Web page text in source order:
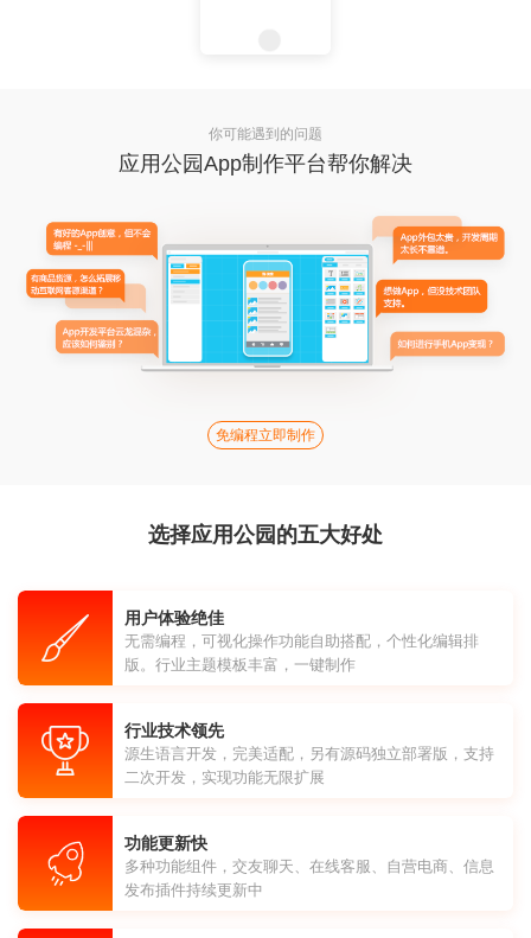
你可能遇到的问题
应用公园App制作平台帮你解决
免编程立即制作
选择应用公园的五大好处
用户体验绝佳
无需编程，可视化操作功能自助搭配，个性化编辑排
版。行业主题模板丰富，一键制作
行业技术领先
源生语言开发，完美适配，另有源码独立部署版，支持
二次开发，实现功能无限扩展
功能更新快
多种功能组件，交友聊天、在线客服、自营电商、信息
发布插件持续更新中